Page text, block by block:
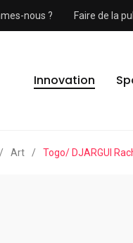
nous ? Faire de la
Innovation
/ Art / Togo/ DJARGUI